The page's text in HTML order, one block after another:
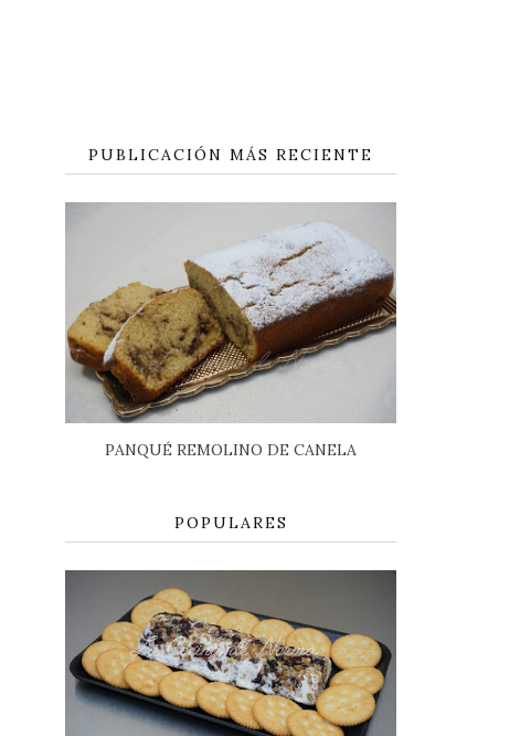
PUBLICACIÓN MÁS RECIENTE
PANQUÉ REMOLINO DE CANELA
POPULARES